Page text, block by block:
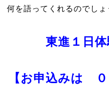
何を語ってくれるのでしょ
東進１日体
【お申込みは